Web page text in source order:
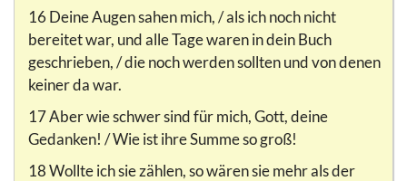
16 Deine Augen sahen mich, / als ich noch nicht
bereitet war, und alle Tage waren in dein Buch
geschrieben, / die noch werden sollten und von denen
keiner da war.
17 Aber wie schwer sind für mich, Gott, deine
Gedanken! / Wie ist ihre Summe so groß!
18 Wollte ich sie zählen, so wären sie mehr als der